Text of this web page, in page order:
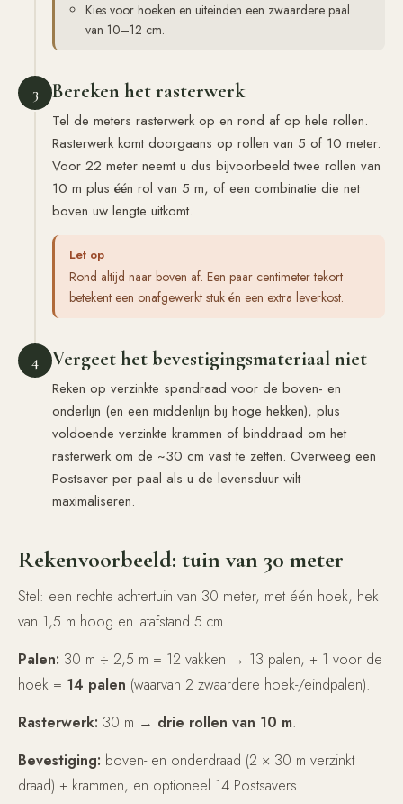
Kies voor hoeken en uiteinden een zwaardere paal
van 10–12 cm.
3 Bereken het rasterwerk
Tel de meters rasterwerk op en rond af op hele rollen.
Rasterwerk komt doorgaans op rollen van 5 of 10 meter.
Voor 22 meter neemt u dus bijvoorbeeld twee rollen van
10 m plus één rol van 5 m, of een combinatie die net
boven uw lengte uitkomt.
Let op
Rond altijd naar boven af. Een paar centimeter tekort
betekent een onafgewerkt stuk én een extra leverkost.
4 Vergeet het bevestigingsmateriaal niet
Reken op verzinkte spandraad voor de boven- en
onderlijn (en een middenlijn bij hoge hekken), plus
voldoende verzinkte krammen of binddraad om het
rasterwerk om de ~30 cm vast te zetten. Overweeg een
Postsaver per paal als u de levensduur wilt
maximaliseren.
Rekenvoorbeeld: tuin van 30 meter
Stel: een rechte achtertuin van 30 meter, met één hoek, hek
van 1,5 m hoog en latafstand 5 cm.
Palen: 30 m ÷ 2,5 m = 12 vakken → 13 palen, + 1 voor de
hoek = 14 palen (waarvan 2 zwaardere hoek-/eindpalen).
Rasterwerk: 30 m → drie rollen van 10 m.
Bevestiging: boven- en onderdraad (2 × 30 m verzinkt
draad) + krammen, en optioneel 14 Postsavers.